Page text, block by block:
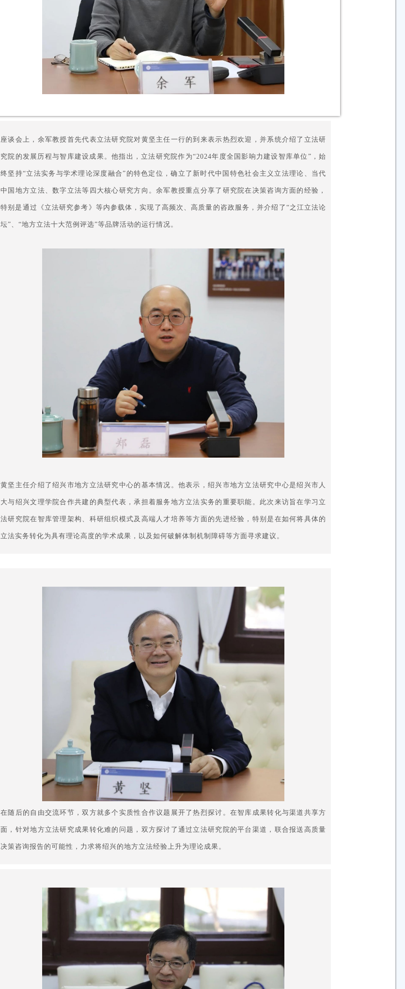
座谈会上，余军教授首先代表立法研究院对黄坚主任一行的到来表示热烈欢迎，并系统介绍了立法研
究院的发展历程与智库建设成果。他指出，立法研究院作为“2024年度全国影响力建设智库单位”，始
终坚持“立法实务与学术理论深度融合”的特色定位，确立了新时代中国特色社会主义立法理论、当代
中国地方立法、数字立法等四大核心研究方向。余军教授重点分享了研究院在决策咨询方面的经验，
特别是通过《立法研究参考》等内参载体，实现了高频次、高质量的咨政服务，并介绍了“之江立法论
坛”、“地方立法十大范例评选”等品牌活动的运行情况。
黄坚主任介绍了绍兴市地方立法研究中心的基本情况。他表示，绍兴市地方立法研究中心是绍兴市人
大与绍兴文理学院合作共建的典型代表，承担着服务地方立法实务的重要职能。此次来访旨在学习立
法研究院在智库管理架构、科研组织模式及高端人才培养等方面的先进经验，特别是在如何将具体的
立法实务转化为具有理论高度的学术成果，以及如何破解体制机制障碍等方面寻求建议。
在随后的自由交流环节，双方就多个实质性合作议题展开了热烈探讨。在智库成果转化与渠道共享方
面，针对地方立法研究成果转化难的问题，双方探讨了通过立法研究院的平台渠道，联合报送高质量
决策咨询报告的可能性，力求将绍兴的地方立法经验上升为理论成果。